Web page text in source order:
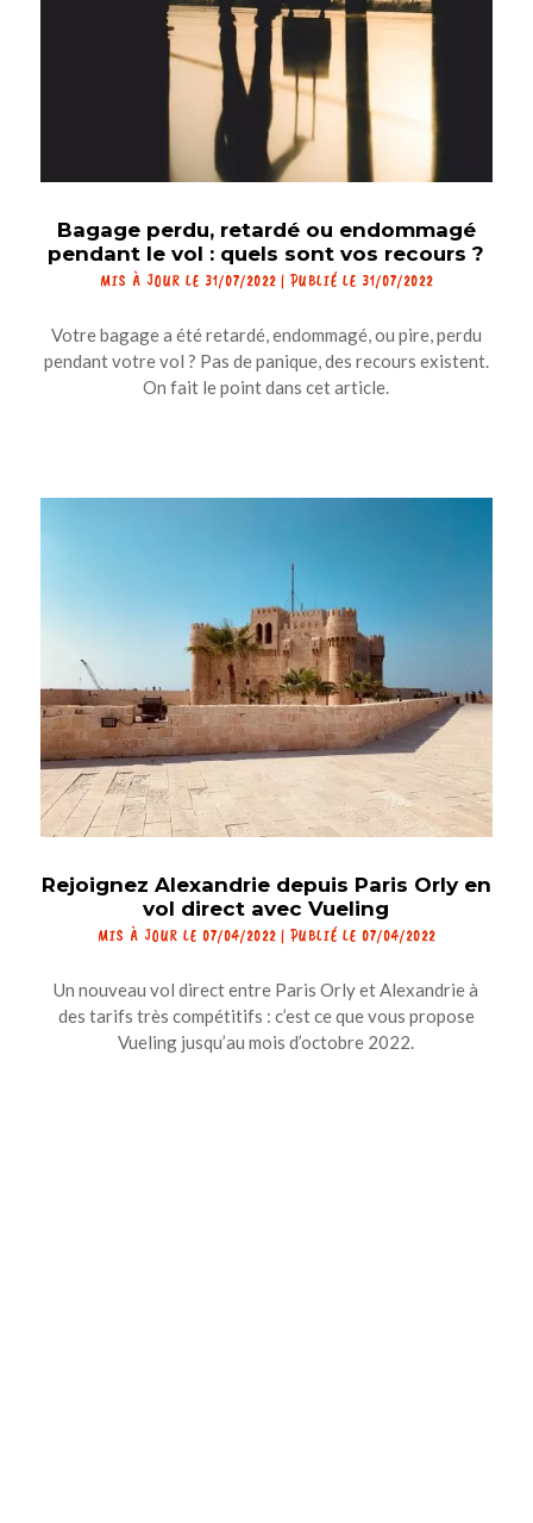
Bagage perdu, retardé ou endommagé
pendant le vol : quels sont vos recours ?
MIS À JOUR LE 31/07/2022 | PUBLIÉ LE 31/07/2022
Votre bagage a été retardé, endommagé, ou pire, perdu
pendant votre vol ? Pas de panique, des recours existent.
On fait le point dans cet article.
Rejoignez Alexandrie depuis Paris Orly en
vol direct avec Vueling
MIS À JOUR LE 07/04/2022 | PUBLIÉ LE 07/04/2022
Un nouveau vol direct entre Paris Orly et Alexandrie à
des tarifs très compétitifs : c’est ce que vous propose
Vueling jusqu’au mois d’octobre 2022.